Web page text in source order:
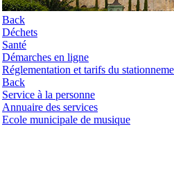
Back
Déchets
Santé
Démarches en ligne
Réglementation et tarifs du
Back
Service à la personne
Annuaire des services
Ecole municipale de musique